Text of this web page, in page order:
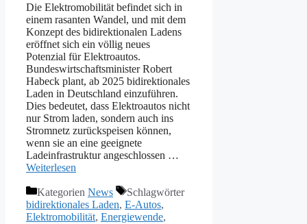
Die Elektromobilität befindet sich in
einem rasanten Wandel, und mit dem
Konzept des bidirektionalen Ladens
eröffnet sich ein völlig neues
Potenzial für Elektroautos.
Bundeswirtschaftsminister Robert
Habeck plant, ab 2025 bidirektionales
Laden in Deutschland einzuführen.
Dies bedeutet, dass Elektroautos nicht
nur Strom laden, sondern auch ins
Stromnetz zurückspeisen können,
wenn sie an eine geeignete
Ladeinfrastruktur angeschlossen …
Weiterlesen
Kategorien News
Schlagwörter
bidirektionales Laden, E-Autos,
Elektromobilität, Energiewende,